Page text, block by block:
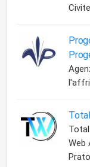
Web
Prato